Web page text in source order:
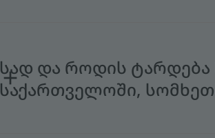
სად და როდის ტარდება
საქართველოში,